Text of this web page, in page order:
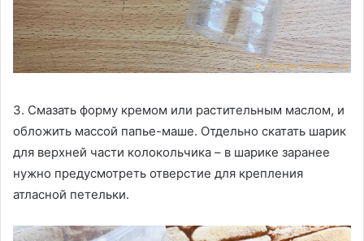
3. Смазать форму кремом или растительным маслом, и
обложить массой папье-маше. Отдельно скатать шарик
для верхней части колокольчика – в шарике заранее
нужно предусмотреть отверстие для крепления
атласной петельки.